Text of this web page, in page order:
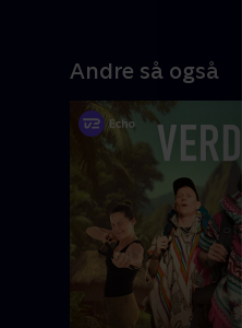
Andre så også